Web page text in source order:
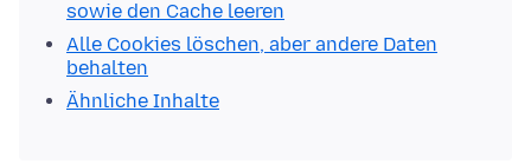
sowie den Cache leeren
Alle Cookies löschen, aber andere Daten
behalten
Ähnliche Inhalte